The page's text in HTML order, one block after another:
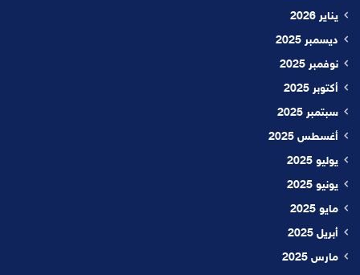
يناير 2026
ديسمبر 2025
نوفمبر 2025
أكتوبر 2025
سبتمبر 2025
أغسطس 2025
يوليو 2025
يونيو 2025
مايو 2025
أبريل 2025
مارس 2025